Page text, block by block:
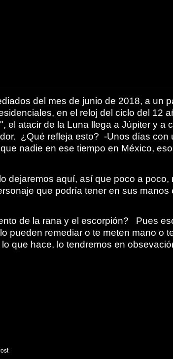
del mes de junio de 2018, a un
en el reloj del ciclo del 12
el atacir de la Luna llega a Júpiter y a
¿Qué refleja esto? -Unos días con
nadie en ese tiempo en México,
dejaremos aquí, así que poco a
que podría tener en sus
de la rana y el escorpión? Pues
pueden remediar o te meten mano o
que hace, lo tendremos en